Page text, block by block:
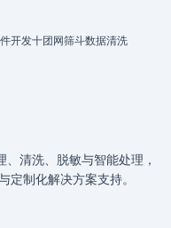
开发十团网筛斗数据清洗
、清洗、脱敏与智能处理，
定制化解决方案支持。